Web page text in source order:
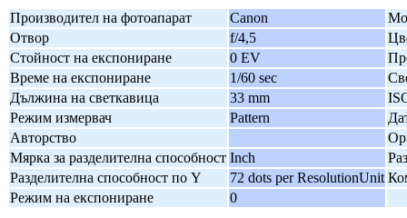
Производител на фотоапарат Canon
Отвор
f/4,5
Стойност на експониране
0 EV
Време на експониране
1/60 sec
Дължина на светкавица
33 mm
Режим измервач
Pattern
Авторство
Мярка за разделителна способност Inch
Разделителна способност по Y
72 dots per ResolutionUnit
Режим на експониране
0